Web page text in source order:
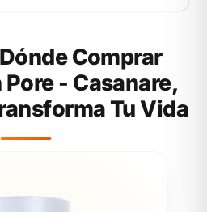
Comprar
- Casanare,
Tu Vida